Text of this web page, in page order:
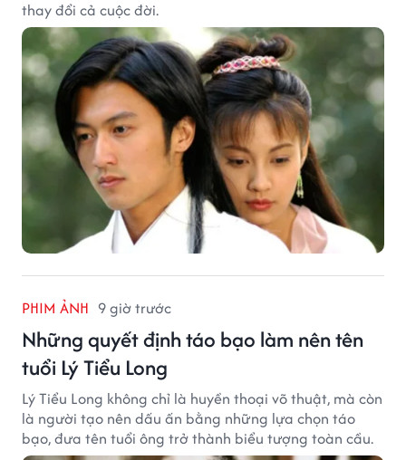
thay đổi cả cuộc đời.
PHIM ẢNH 9 giờ trước
Những quyết định táo bạo làm nên tên
tuổi Lý Tiểu Long
Lý Tiểu Long không chỉ là huyền thoại võ thuật, mà còn
là người tạo nên dấu ấn bằng những lựa chọn táo
bạo, đưa tên tuổi ông trở thành biểu tượng toàn cầu.